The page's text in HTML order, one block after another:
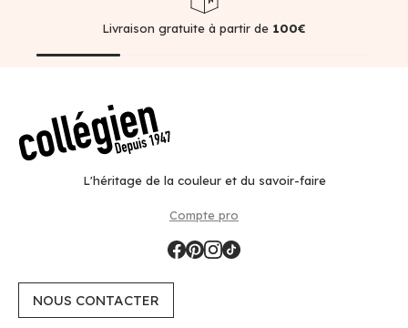
Livraison gratuite à partir de 100€
L'héritage de la couleur et du savoir-faire
Compte pro
NOUS CONTACTER